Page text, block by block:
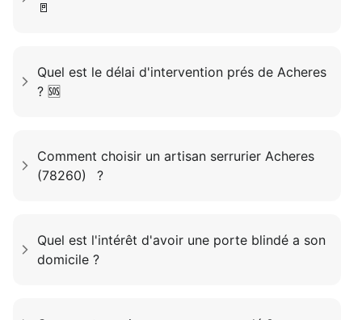
🚪
Quel est le délai d'intervention prés de Acheres
? 🆘
Comment choisir un artisan serrurier Acheres
(78260) ?
Quel est l'intérêt d'avoir une porte blindé a son
domicile ?